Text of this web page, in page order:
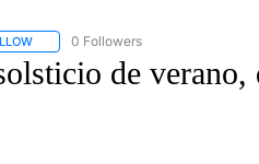
FOLLOW "CNN-SPANISH" TO RECEIVE
0 Followers
de